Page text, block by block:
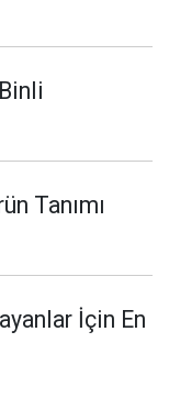
Tanımı
İçin En